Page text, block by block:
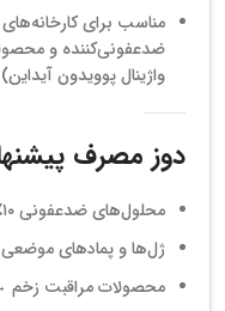
مناسب برای
ضدعفونی‌کننده و
واژینال پوویدون آیداین)
دوز مصرف
محلول‌های ضدعفونی ۱۰٪ → معمولاً حدود ۱۰٪ PVP-I
ژل‌ها و پمادهای موضعی → ۵٪ تا
محصولات مراقبت زخم → ۵٪ تا